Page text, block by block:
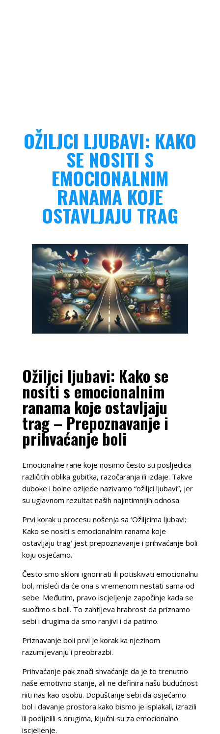
OŽILJCI LJUBAVI: KAKO
SE NOSITI S
EMOCIONALNIM
RANAMA KOJE
OSTAVLJAJU TRAG
Ožiljci ljubavi: Kako se
nositi s emocionalnim
ranama koje ostavljaju
trag – Prepoznavanje i
prihvaćanje boli
Emocionalne rane koje nosimo često su posljedica
različitih oblika gubitka, razočaranja ili izdaje. Takve
duboke i bolne ozljede nazivamo “ožiljci ljubavi”, jer
su uglavnom rezultat naših najintimnijih odnosa.
Prvi korak u procesu nošenja sa ‘Ožiljcima ljubavi:
Kako se nositi s emocionalnim ranama koje
ostavljaju trag’ jest prepoznavanje i prihvaćanje boli
koju osjećamo.
Često smo skloni ignorirati ili potiskivati emocionalnu
bol, misleći da će ona s vremenom nestati sama od
sebe. Međutim, pravo iscjeljenje započinje kada se
suočimo s boli. To zahtijeva hrabrost da priznamo
sebi i drugima da smo ranjivi i da patimo.
Priznavanje boli prvi je korak ka njezinom
razumijevanju i preobrazbi.
Prihvaćanje pak znači shvaćanje da je to trenutno
naše emotivno stanje, ali ne definira našu budućnost
niti nas kao osobu. Dopuštanje sebi da osjećamo
bol i davanje prostora kako bismo je isplakali, izrazili
ili podijelili s drugima, ključni su za emocionalno
iscjeljenje.